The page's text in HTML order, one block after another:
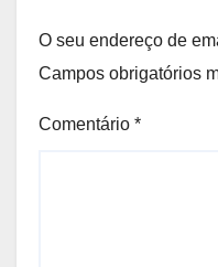
O seu endereço de
Campos obrigatórios
Comentário *